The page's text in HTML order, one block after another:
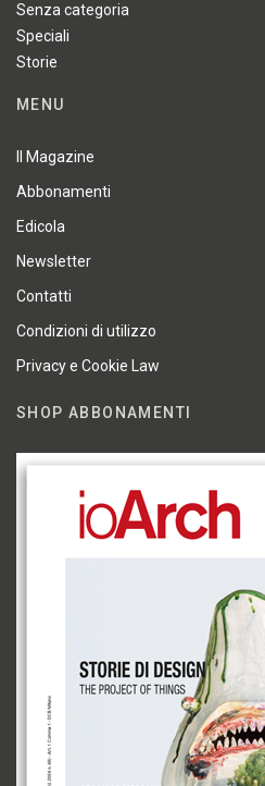
Senza categoria
Speciali
Storie
MENU
Il Magazine
Abbonamenti
Edicola
Newsletter
Contatti
Condizioni di utilizzo
Privacy e Cookie Law
SHOP ABBONAMENTI